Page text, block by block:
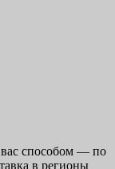
способом — по
в регионы